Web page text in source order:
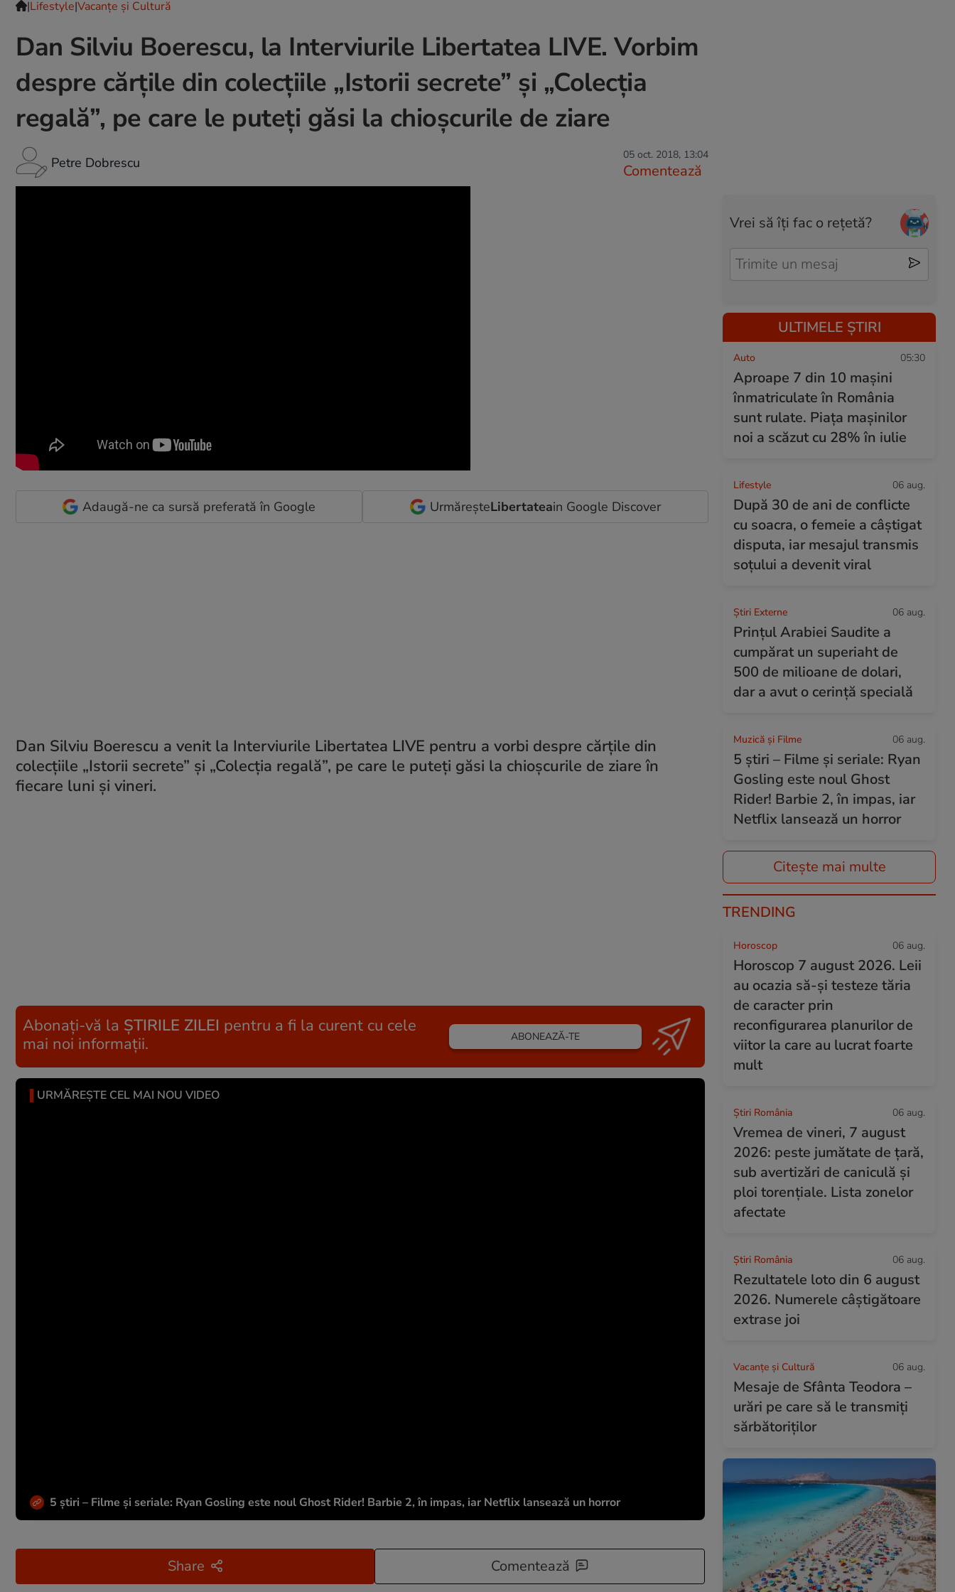
|Lifestyle|Vacanțe și Cultură
Dan Silviu Boerescu, la Interviurile Libertatea LIVE. Vorbim
despre cărțile din colecțiile „Istorii secrete” și „Colecția
regală”, pe care le puteți găsi la chioșcurile de ziare
Petre Dobrescu 05 oct. 2018, 13:04
Comentează
Adaugă-ne ca sursă preferată în Google UrmăreșteLibertateain Google Discover
Dan Silviu Boerescu a venit la Interviurile Libertatea LIVE pentru a vorbi despre cărțile din
colecțiile „Istorii secrete” și „Colecția regală”, pe care le puteți găsi la chioșcurile de ziare în
fiecare luni și vineri.
Abonați-vă la ȘTIRILE ZILEI pentru a fi la curent cu cele
mai noi informații.
ABONEAZĂ-TE
URMĂREȘTE CEL MAI NOU VIDEO
5 știri – Filme și seriale: Ryan Gosling este noul Ghost Rider! Barbie 2, în impas, iar Netflix lansează un horror
Share Comentează
Vrei să îți fac o rețetă?
ULTIMELE ȘTIRI
Auto 05:30
Aproape 7 din 10 mașini
înmatriculate în România
sunt rulate. Piața mașinilor
noi a scăzut cu 28% în iulie
Lifestyle 06 aug.
După 30 de ani de conflicte
cu soacra, o femeie a câștigat
disputa, iar mesajul transmis
soțului a devenit viral
Știri Externe 06 aug.
Prințul Arabiei Saudite a
cumpărat un superiaht de
500 de milioane de dolari,
dar a avut o cerință specială
Muzică și Filme 06 aug.
5 știri – Filme și seriale: Ryan
Gosling este noul Ghost
Rider! Barbie 2, în impas, iar
Netflix lansează un horror
Citește mai multe
TRENDING
Horoscop 06 aug.
Horoscop 7 august 2026. Leii
au ocazia să-și testeze tăria
de caracter prin
reconfigurarea planurilor de
viitor la care au lucrat foarte
mult
Știri România 06 aug.
Vremea de vineri, 7 august
2026: peste jumătate de țară,
sub avertizări de caniculă și
ploi torențiale. Lista zonelor
afectate
Știri România 06 aug.
Rezultatele loto din 6 august
2026. Numerele câștigătoare
extrase joi
Vacanțe și Cultură 06 aug.
Mesaje de Sfânta Teodora –
urări pe care să le transmiți
sărbătoriților